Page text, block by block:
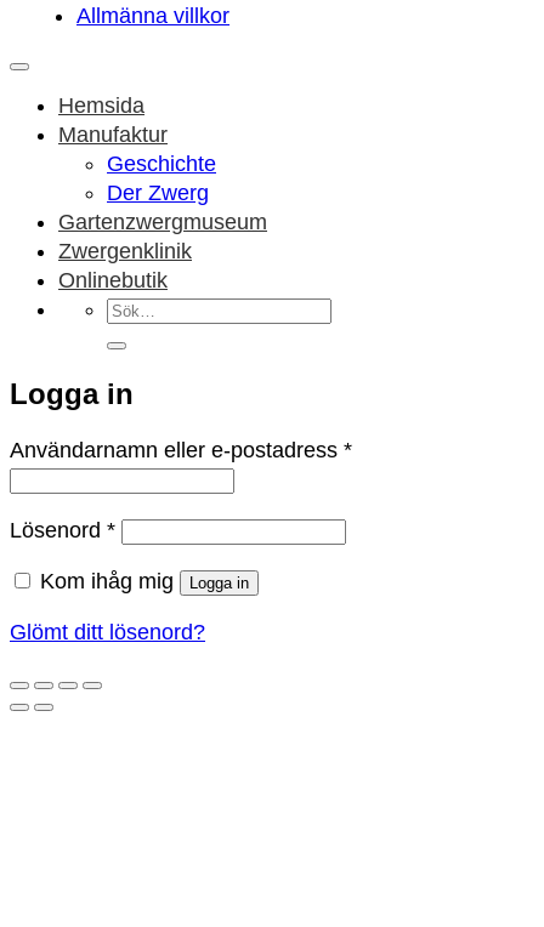
Allmänna villkor
Hemsida
Manufaktur
Geschichte
Der Zwerg
Gartenzwergmuseum
Zwergenklinik
Onlinebutik
Sök
efter:
Logga in
Användarnamn eller e-postadress *Obligatoriskt
Lösenord *Obligatoriskt
Kom ihåg mig Logga in
Glömt ditt lösenord?